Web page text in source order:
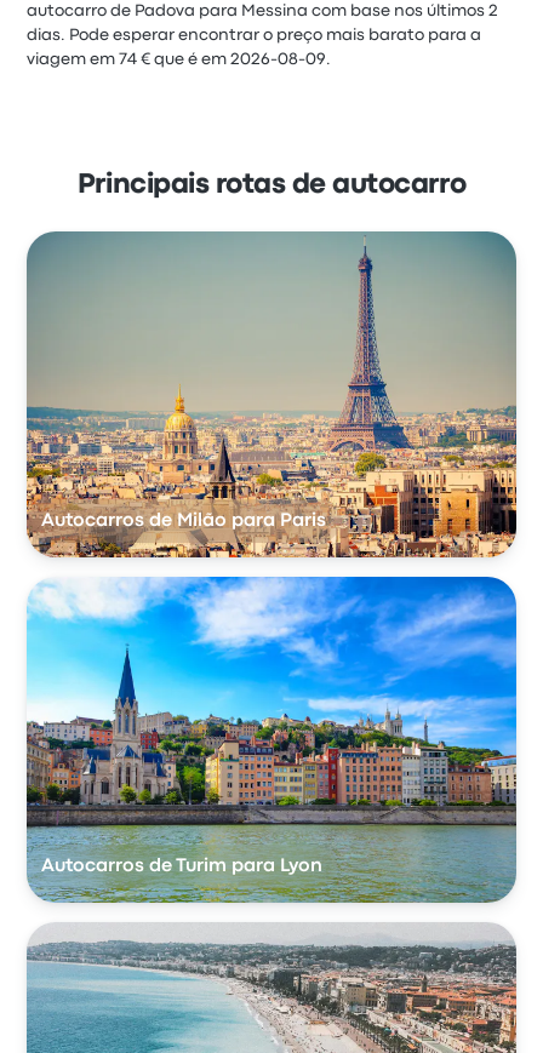
autocarro de Padova para Messina com base nos últimos 2
dias. Pode esperar encontrar o preço mais barato para a
viagem em 74 € que é em 2026-08-09.
Principais rotas de autocarro
Autocarros de Milão para Paris
Autocarros de Turim para Lyon